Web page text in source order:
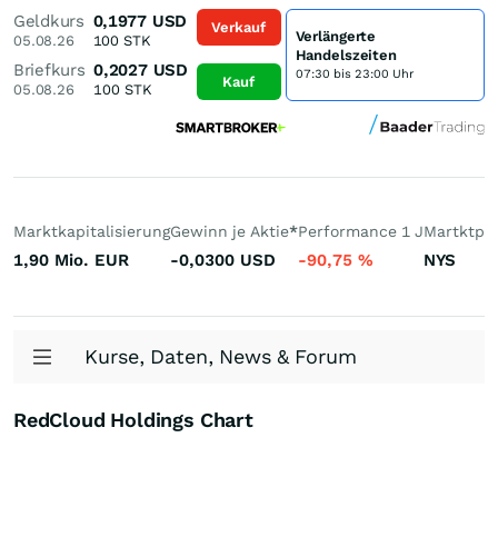
Geldkurs
05.08.26
0,1977 USD
100 STK
Briefkurs
05.08.26
0,2027 USD
100STK
Verkauf
Kauf
Verlängerte
Handelszeiten
07:30 bis 23:00 Uhr
Marktkapitalisierung
1,90 Mio. EUR
Gewinn je Aktie*
-0,0300 USD
Performance 1 J
-90,75 % NYS
Kurse, Daten, News & Forum
RedCloud Holdings Chart